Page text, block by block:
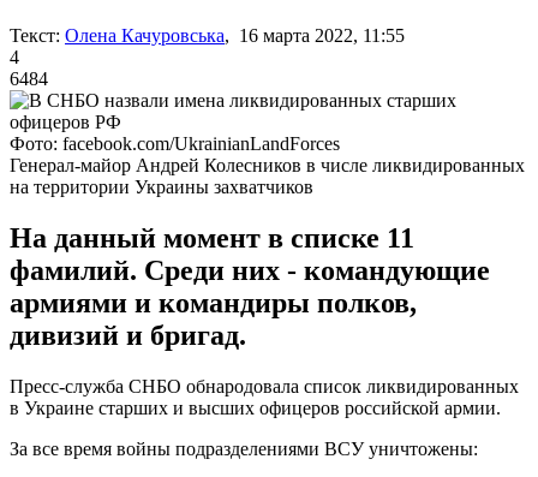
Текст: Олена Качуровська, 16 марта 2022, 11:55
4
6484
Фото: facebook.com/UkrainianLandForces
Генерал-майор Андрей Колесников в числе ликвидированных
на территории Украины захватчиков
На данный момент в списке 11
фамилий. Среди них - командующие
армиями и командиры полков,
дивизий и бригад.
Пресс-служба СНБО обнародовала список ликвидированных
в Украине старших и высших офицеров российской армии.
За все время войны подразделениями ВСУ уничтожены: